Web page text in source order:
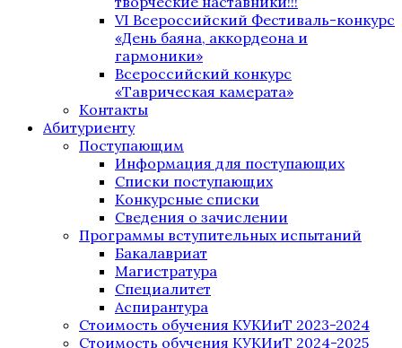
VI Всероссийский Фестиваль-конкурс
«День баяна, аккордеона и
гармоники»
Всероссийский конкурс
«Таврическая камерата»
Контакты
Абитуриенту
Поступающим
Информация для поступающих
Списки поступающих
Конкурсные списки
Сведения о зачислении
Программы вступительных испытаний
Бакалавриат
Магистратура
Специалитет
Аспирантура
Стоимость обучения КУКИиТ 2023-2024
Стоимость обучения КУКИиТ 2024-2025